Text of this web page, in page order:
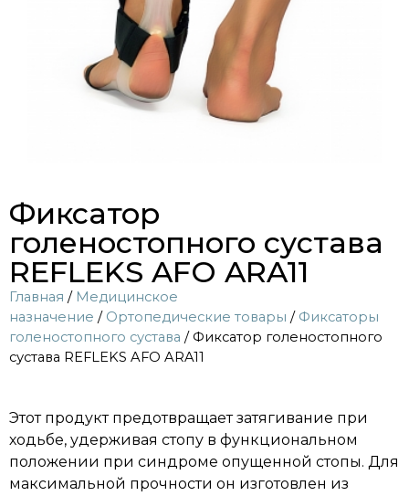
Фиксатор
голеностопного сустава
REFLEKS AFO ARA11
Главная / Медицинское
назначение / Ортопедические товары / Фиксаторы
голеностопного сустава / Фиксатор голеностопного
сустава REFLEKS AFO ARA11
Этот продукт предотвращает затягивание при
ходьбе, удерживая стопу в функциональном
положении при синдроме опущенной стопы. Для
максимальной прочности он изготовлен из